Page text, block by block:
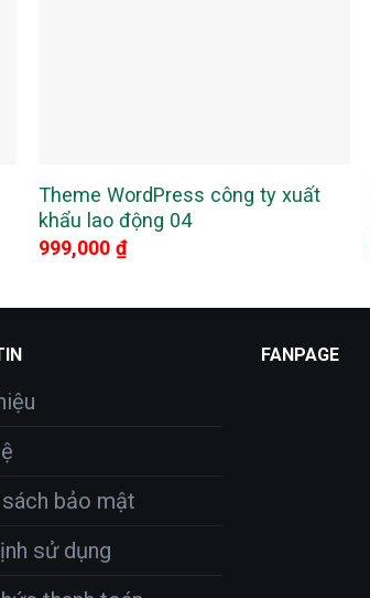
Theme WordPress công ty xuất
khẩu lao động 04
999,000 ₫
sách bảo mật
sử dụng
FANPAGE